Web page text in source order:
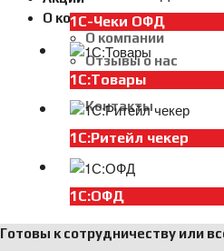
О компании
О компании
Отзывы о нас
Вакансии
Контакты
1С-Чеки ОФД
1С:Товары
1С:Ритейл чекер
1С:ОФД
Готовы к сотрудничеству или